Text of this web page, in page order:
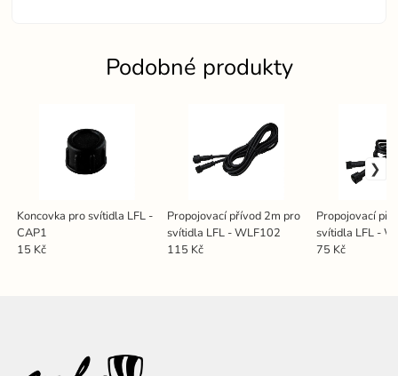
Podobné produkty
Koncovka pro svítidla LFL -
CAP1
15 Kč
Propojovací přívod 2m pro
svítidla LFL - WLF102
115 Kč
Propojovací
svítidla LFL -
75 Kč